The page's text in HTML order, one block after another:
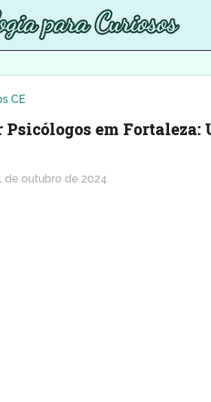
CE
Psicólogos em Fortaleza:
de outubro de 2024